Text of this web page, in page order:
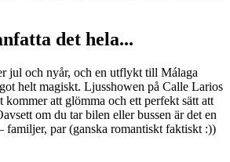
det hela...
jul och nyår, och en utflykt till Málaga
helt magiskt. Ljusshowen på Calle Larios
kommer att glömma och ett perfekt sätt att
om du tar bilen eller bussen är det en
familjer, par (ganska romantiskt faktiskt :))